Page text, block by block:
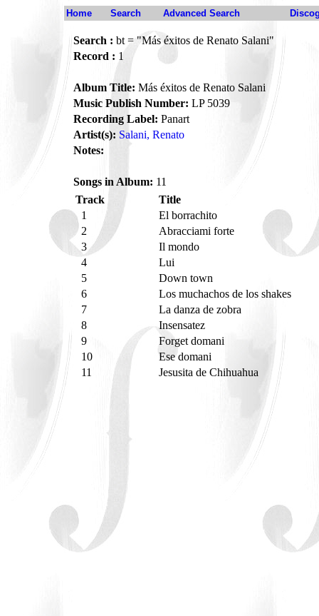
Home Search Advanced Search
Search : bt = "Más éxitos de Renato Salani"
Record : 1
Album Title: Más éxitos de Renato Salani
Music Publish Number: LP 5039
Recording Label: Panart
Artist(s): Salani, Renato
Notes:
Songs in Album: 11
Track
Title
1
El borrachito
2
Abracciami forte
3
Il mondo
4
Lui
5
Down town
6
Los muchachos de los shakes
7
La danza de zobra
8
Insensatez
9
Forget domani
10
Ese domani
11
Jesusita de Chihuahua